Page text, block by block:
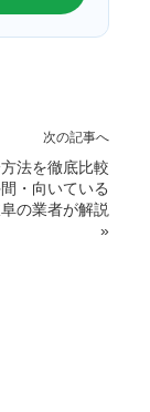
次の記事へ
法を徹底比較
・向いている
の業者が解説
»